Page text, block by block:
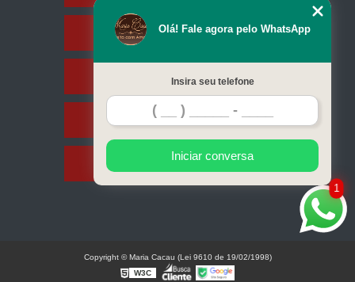
Missão
Produtos
Contato
Mapa do site
1
Olá! Fale agora pelo WhatsApp
Insira seu telefone
Iniciar conversa
Copyright © Maria Cacau (Lei 9610 de 19/02/1998)
W3C